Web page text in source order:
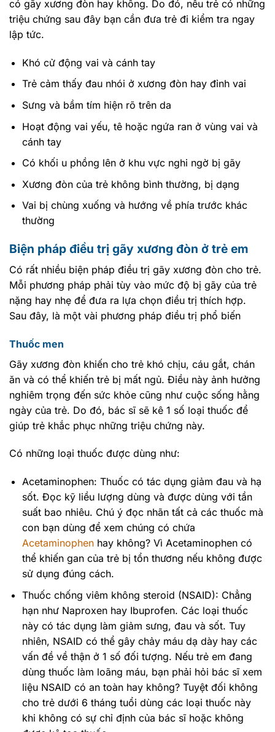
có gãy xương đòn hay không. Do đó, nếu trẻ có những
triệu chứng sau đây bạn cần đưa trẻ đi kiểm tra ngay
lập tức.
Khó cử động vai và cánh tay
Trẻ cảm thấy đau nhói ở xương đòn hay đỉnh vai
Sưng và bầm tím hiện rõ trên da
Hoạt động vai yếu, tê hoặc ngứa ran ở vùng vai và
cánh tay
Có khối u phồng lên ở khu vực nghi ngờ bị gãy
Xương đòn của trẻ không bình thường, bị dạng
Vai bị chùng xuống và hướng về phía trước khác
thường
Biện pháp điều trị gãy xương đòn ở trẻ em
Có rất nhiều biện pháp điều trị gãy xương đòn cho trẻ.
Mỗi phương pháp phải tùy vào mức độ bị gãy của trẻ
nặng hay nhẹ để đưa ra lựa chọn điều trị thích hợp.
Sau đây, là một vài phương pháp điều trị phổ biến
Thuốc men
Gãy xương đòn khiến cho trẻ khó chịu, cáu gắt, chán
ăn và có thể khiến trẻ bị mất ngủ. Điều này ảnh hưởng
nghiêm trọng đến sức khỏe cũng như cuộc sống hằng
ngày của trẻ. Do đó, bác sĩ sẽ kê 1 số loại thuốc để
giúp trẻ khắc phục những triệu chứng này.
Có những loại thuốc được dùng như:
Acetaminophen: Thuốc có tác dụng giảm đau và hạ
sốt. Đọc kỹ liều lượng dùng và được dùng với tần
suất bao nhiêu. Chú ý đọc nhãn tất cả các thuốc mà
con bạn dùng để xem chúng có chứa
Acetaminophenhay không? Vì Acetaminophen có
thể khiến gan của trẻ bị tổn thương nếu không được
sử dụng đúng cách.
Thuốc chống viêm không steroid (NSAID): Chẳng
hạn như Naproxen hay Ibuprofen. Các loại thuốc
này có tác dụng làm giảm sưng, đau và sốt. Tuy
nhiên, NSAID có thể gây chảy máu dạ dày hay các
vấn đề về thận ở 1 số đối tượng. Nếu trẻ em đang
dùng thuốc làm loãng máu, bạn phải hỏi bác sĩ xem
liệu NSAID có an toàn hay không? Tuyệt đối không
cho trẻ dưới 6 tháng tuổi dùng các loại thuốc này
khi không có sự chỉ định của bác sĩ hoặc không